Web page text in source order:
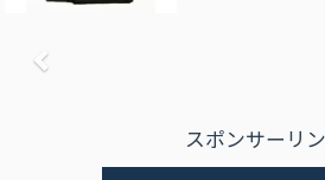
スポンサーリ